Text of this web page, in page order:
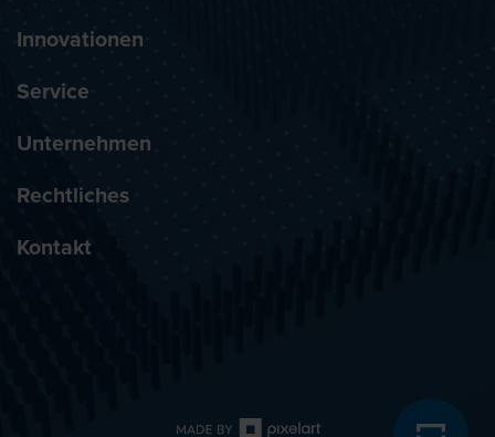
Innovationen
Service
Unternehmen
Rechtliches
Kontakt